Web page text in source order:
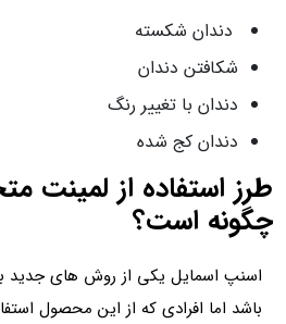
دندان شکسته
شکافتن دندان
دندان با تغییر رنگ
دندان کج شده
طرز استفاده از لمینت
چگونه است؟
اسنپ اسمایل یکی از روش های جدید
باشد اما افرادی که از این محصول